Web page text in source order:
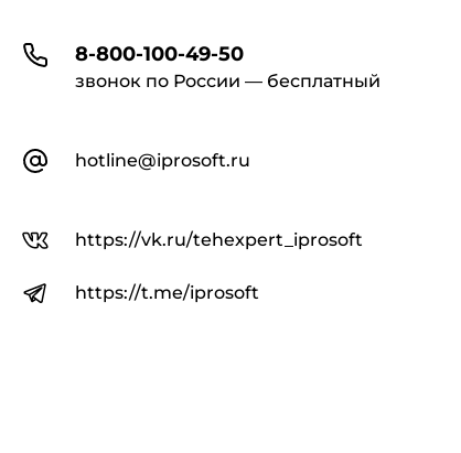
8-800-100-49-50
звонок по России — бесплатный
hotline@iprosoft.ru
https://vk.ru/tehexpert_iprosoft
https://t.me/iprosoft